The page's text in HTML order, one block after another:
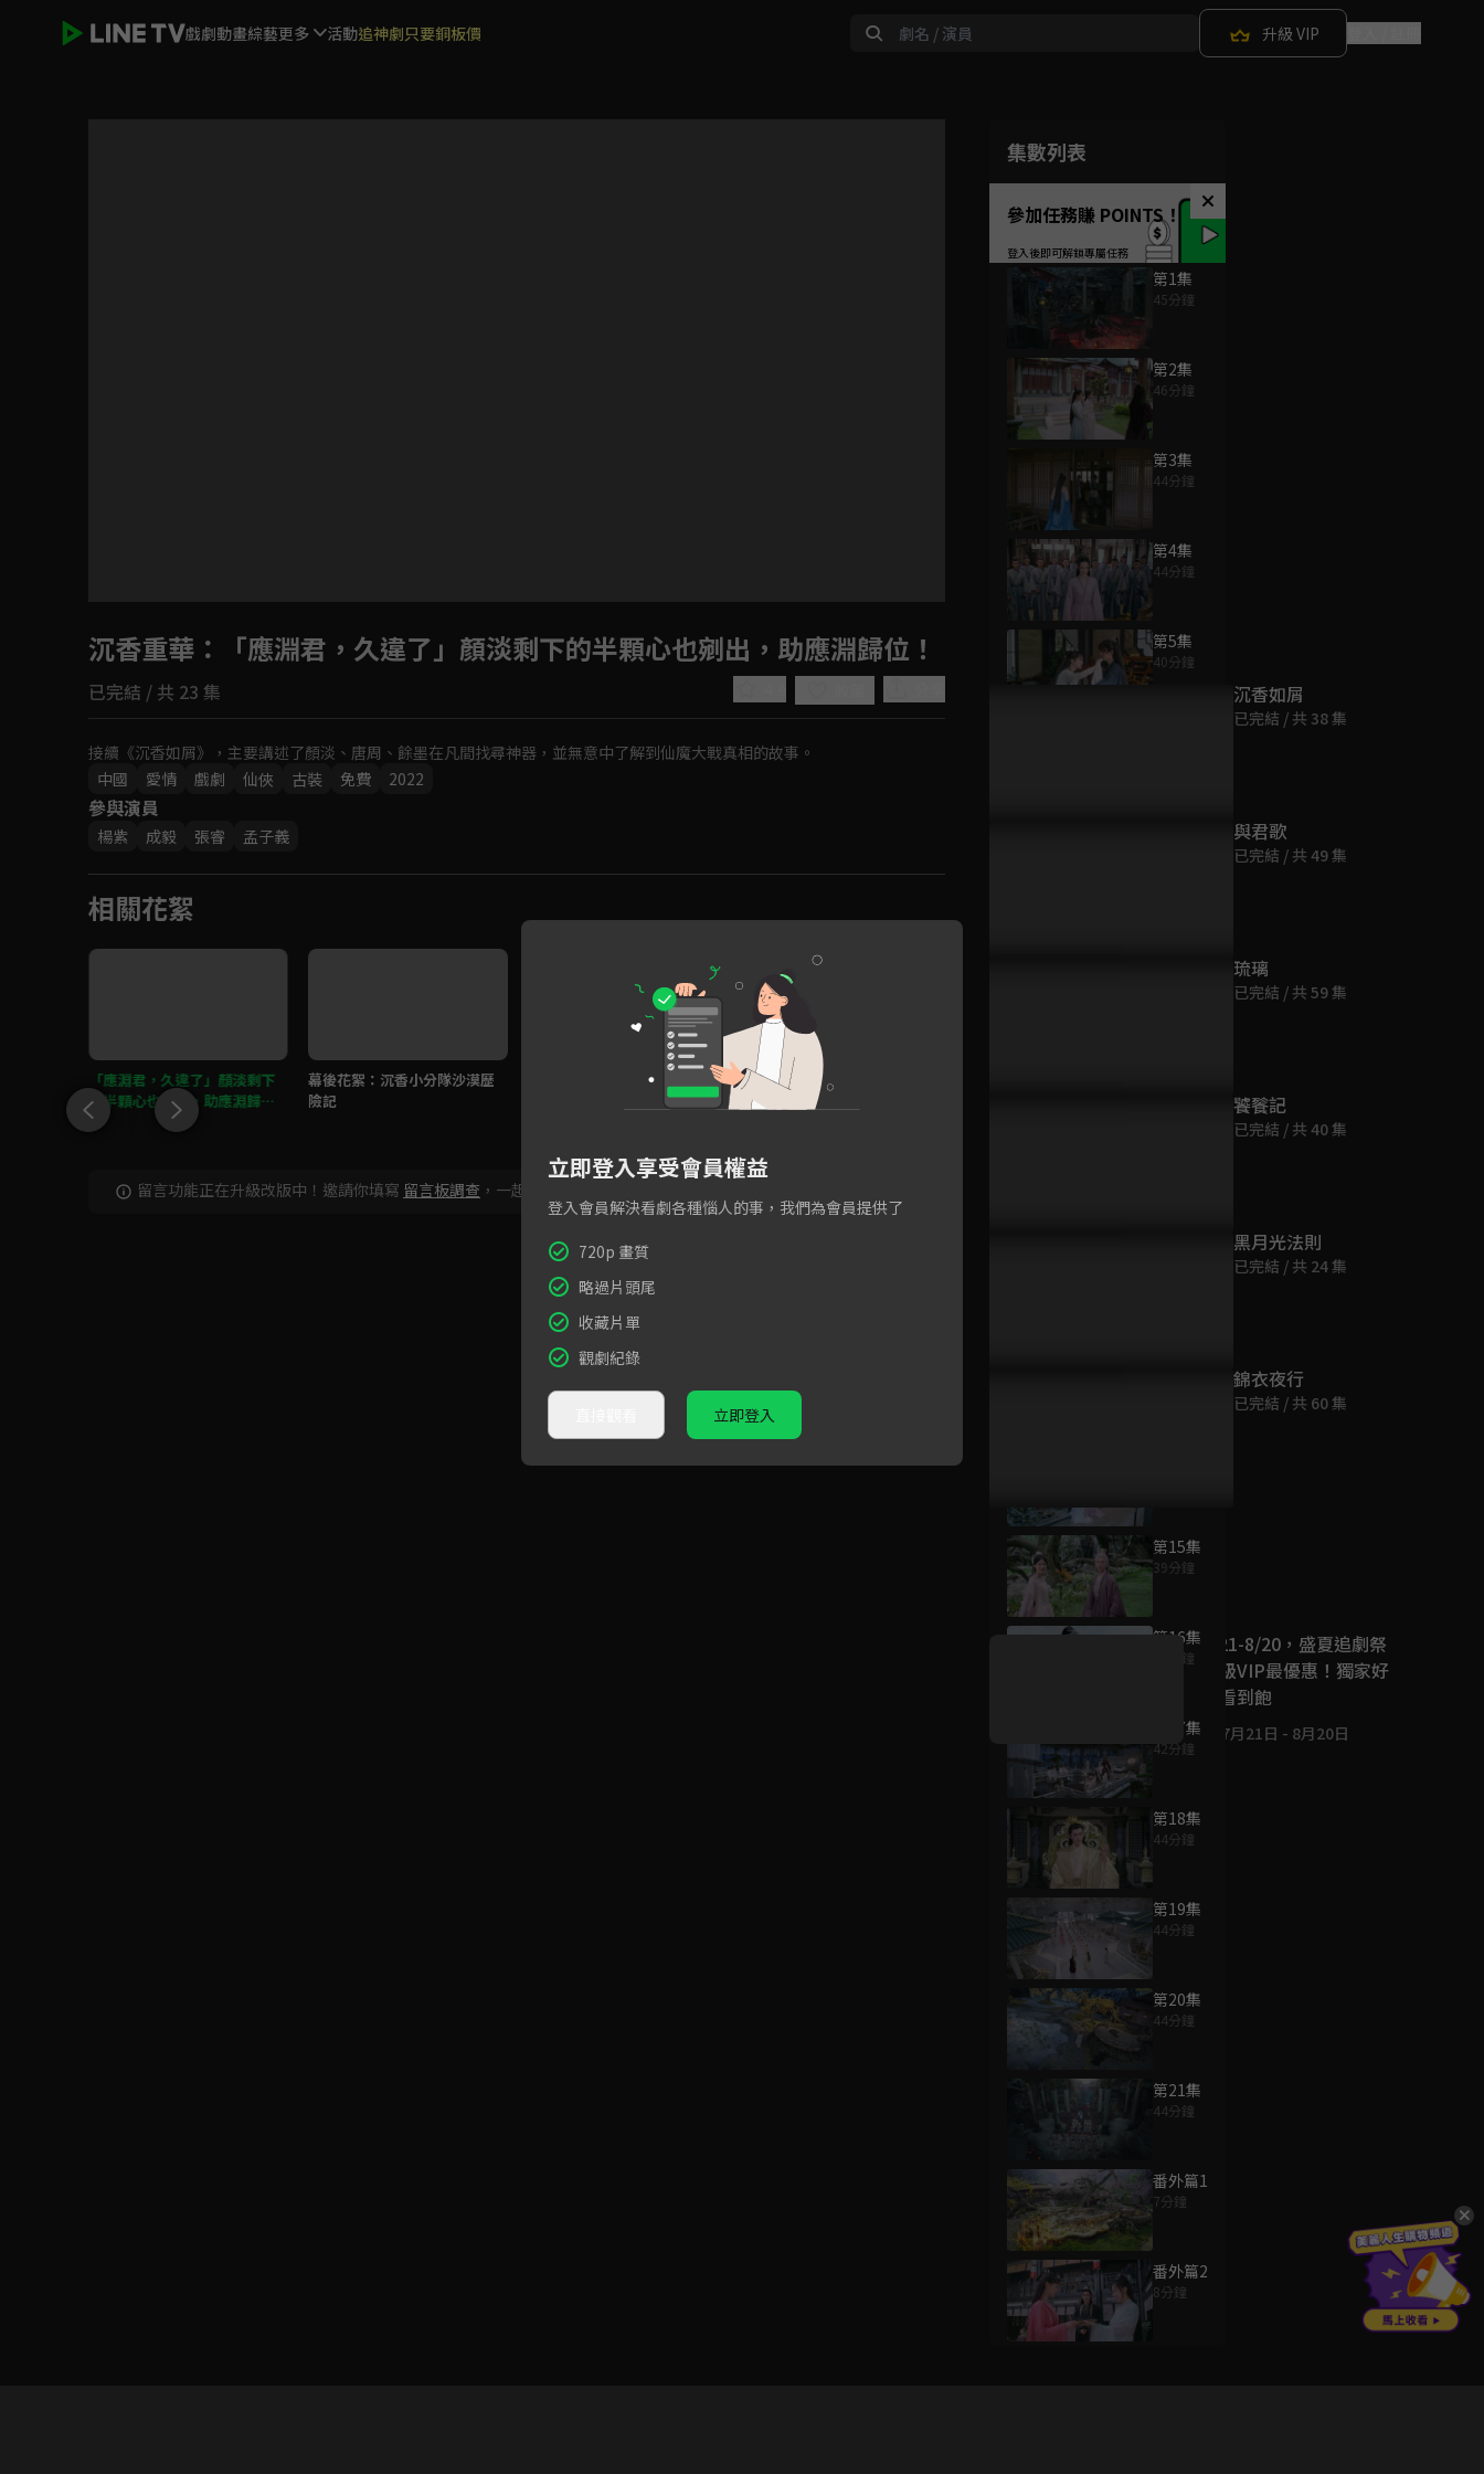
戲劇動畫綜藝更多 活動追神劇只要銅板價 升級 VIP
Play
Video
集數列表
參加任務賺 POINTS！
第1集
45分鐘
第2集
46分鐘
第3集
44分鐘
第4集
44分鐘
第5集
40分鐘
第15集
39分鐘
第16集
47分鐘
第17集
42分鐘
第18集
44分鐘
第19集
44分鐘
第20集
44分鐘
第21集
44分鐘
番外篇1
7分鐘
番外篇2
8分鐘
沉香重華 ：「應淵君，久違了」顏淡剩下的半顆心也剜出，助應淵歸位！
已完結 / 共 23 集
接續《沉香如屑》，主要講述了顏淡、唐周、餘墨在凡間找尋神器，並無意中了解到仙魔大戰真相的故事。
中國
愛情 戲劇 仙俠 古裝 免費 2022
參與演員
楊紫 成毅 張睿 孟子義
相關花絮
「應淵君，久違了」顏淡剩下
的半顆心也剜出，助應淵歸
位！
幕後花絮：沉香小分隊沙漠歷
險記
你說你愛我，你願意為了我放
棄性命嗎？「我願意！」
「第一次成親這麼緊張啊？」
唐周顏淡成婚大典預備！
續！」唐周要顏淡幫他擦澡？
留言功能正在升級改版中！邀請你填寫 留言板調查 ，一起共創新版留言功能！
為您推薦
沉香如屑
已完結 / 共 38 集
與君歌
已完結 / 共 49 集
琉璃
已完結 / 共 59 集
饕餮記
已完結 / 共 40 集
黑月光法則
已完結 / 共 24 集
錦衣夜行
已完結 / 共 60 集
好康資訊
7/21-8/20，盛夏追劇祭
升級VIP最優惠！獨家好
戲看到飽
7月21日 - 8月20日
立即登入享受會員權益
登入會員解決看劇各種惱人的事，我們為會員提供了
720p 畫質
略過片頭尾
收藏片單
觀劇紀錄
立即登入